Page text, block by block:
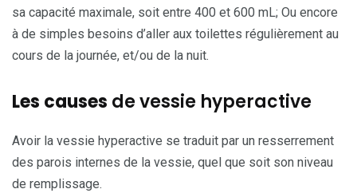
sa capacité maximale, soit entre 400 et 600 mL; Ou encore
à de simples besoins d’aller aux toilettes régulièrement au
cours de la journée, et/ou de la nuit.
Les causes de vessie hyperactive
Avoir la vessie hyperactive se traduit par un resserrement
des parois internes de la vessie, quel que soit son niveau
de remplissage.